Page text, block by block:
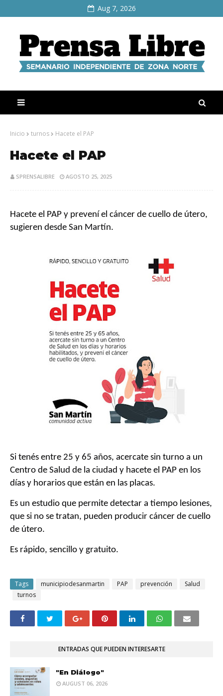
Aug 7, 2026
Inicio turnos Hacete el PAP
Hacete el PAP
SPRENSALIBRE AGOSTO 25, 2025
Hacete el PAP y prevení el cáncer de cuello de útero,
sugieren desde San Martín.
Si tenés entre 25 y 65 años, acercate sin turno a un
Centro de Salud de la ciudad y hacete el PAP en los
días y horarios que están en las placas.
Es un estudio que permite detectar a tiempo lesiones,
que si no se tratan, pueden producir cáncer de cuello
de útero.
Es rápido, sencillo y gratuito.
Tags municipiodesanmartin PAP prevención
Salud
turnos
ENTRADAS QUE PUEDEN INTERESARTE
"En Diálogo"
AUGUST 06, 2026